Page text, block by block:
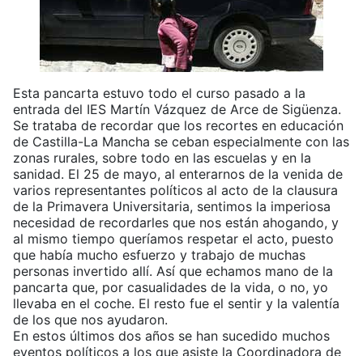
Esta pancarta estuvo todo el curso pasado a la
entrada del IES Martín Vázquez de Arce de Sigüenza.
Se trataba de recordar que los recortes en educación
de Castilla-La Mancha se ceban especialmente con las
zonas rurales, sobre todo en las escuelas y en la
sanidad. El 25 de mayo, al enterarnos de la venida de
varios representantes políticos al acto de la clausura
de la Primavera Universitaria, sentimos la imperiosa
necesidad de recordarles que nos están ahogando, y
al mismo tiempo queríamos respetar el acto, puesto
que había mucho esfuerzo y trabajo de muchas
personas invertido allí. Así que echamos mano de la
pancarta que, por casualidades de la vida, o no, yo
llevaba en el coche. El resto fue el sentir y la valentía
de los que nos ayudaron.
En estos últimos dos años se han sucedido muchos
eventos políticos a los que asiste la Coordinadora de